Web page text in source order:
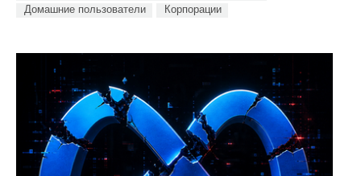
Домашние пользователи
Корпорации